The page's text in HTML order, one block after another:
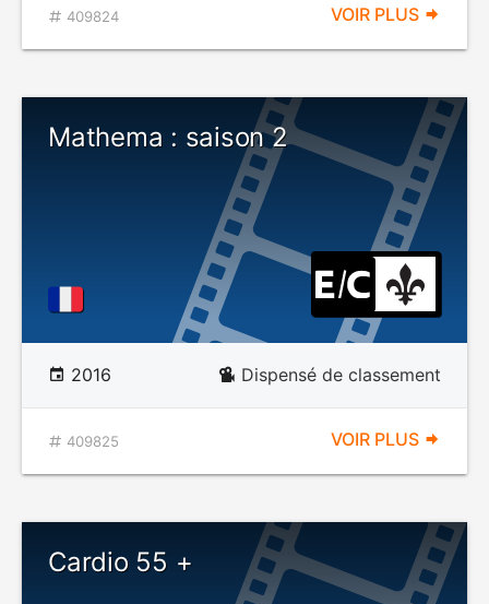
409824 VOIR PLUS
Mathema : saison 2
2016 Dispensé de classement
409825 VOIR PLUS
Cardio 55 +